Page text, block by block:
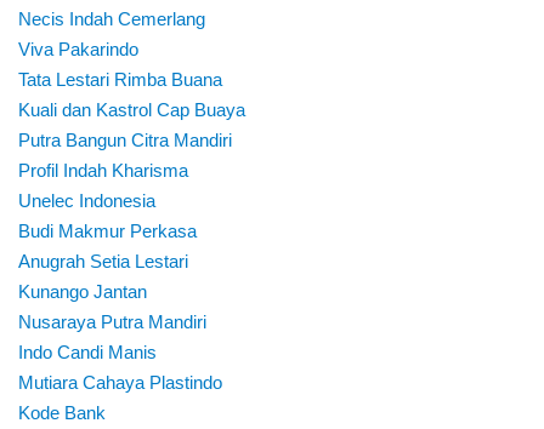
Necis Indah Cemerlang
Viva Pakarindo
Tata Lestari Rimba Buana
Kuali dan Kastrol Cap Buaya
Putra Bangun Citra Mandiri
Profil Indah Kharisma
Unelec Indonesia
Budi Makmur Perkasa
Anugrah Setia Lestari
Kunango Jantan
Nusaraya Putra Mandiri
Indo Candi Manis
Mutiara Cahaya Plastindo
Kode Bank